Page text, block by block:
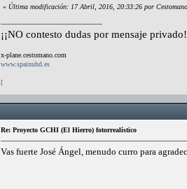
« Última modificación: 17 Abril, 2016, 20:33:26 por Cestomano
¡¡NO contesto dudas por mensaje
x-plane.cestomano.com
www.spainuhd.es
[
Re: Proyecto GCHI (El Hierro) fotorrealístico
Vas fuerte José Ángel, menudo curro para